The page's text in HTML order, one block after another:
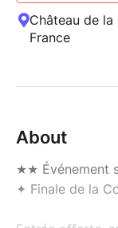
Château de la
France
About
★★ Événement
✦ Finale de la